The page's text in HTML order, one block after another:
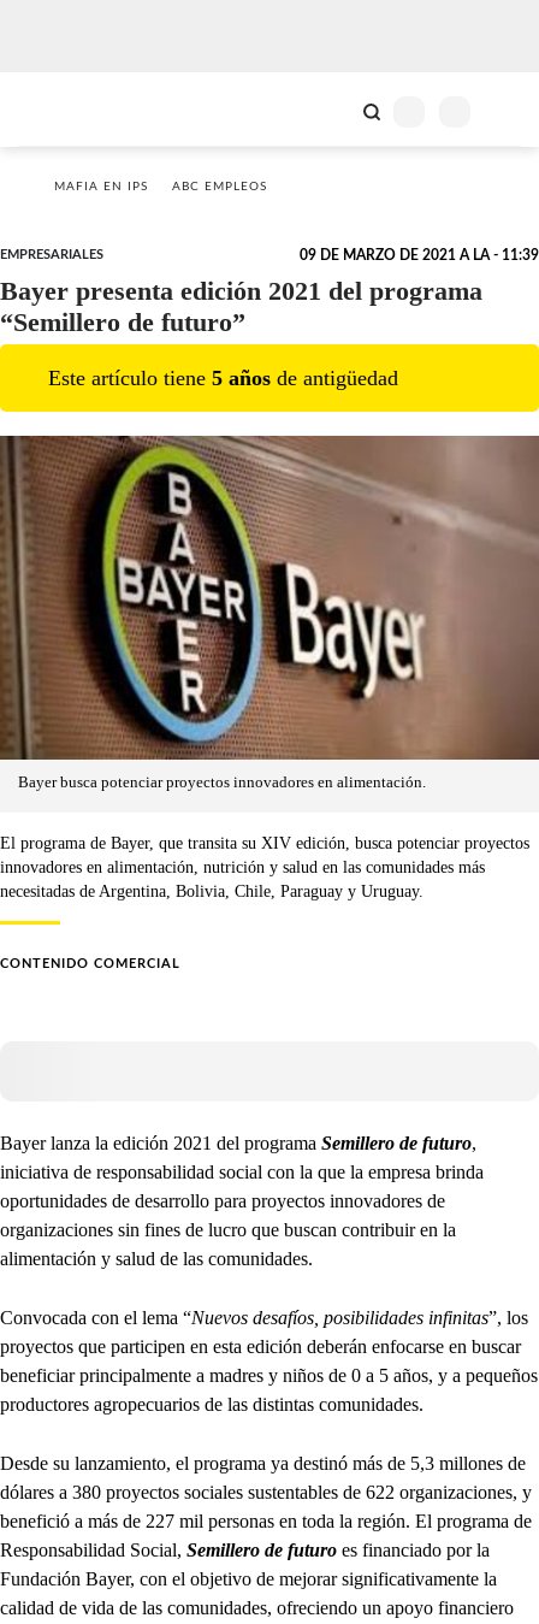
MAFIA EN IPS ABC EMPLEOS
EMPRESARIALES 09 DE MARZO DE 2021 A LA - 11:39
Bayer presenta edición 2021 del programa
“Semillero de futuro”
Este artículo tiene 5 años de antigüedad
Bayer busca potenciar proyectos innovadores en alimentación.
El programa de Bayer, que transita su XIV edición, busca potenciar proyectos
innovadores en alimentación, nutrición y salud en las comunidades más
necesitadas de Argentina, Bolivia, Chile, Paraguay y Uruguay.
CONTENIDO COMERCIAL
Bayer lanza la edición 2021 del programa Semillero de futuro,
iniciativa de responsabilidad social con la que la empresa brinda
oportunidades de desarrollo para proyectos innovadores de
organizaciones sin fines de lucro que buscan contribuir en la
alimentación y salud de las comunidades.
Convocada con el lema “Nuevos desafíos, posibilidades infinitas”, los
proyectos que participen en esta edición deberán enfocarse en buscar
beneficiar principalmente a madres y niños de 0 a 5 años, y a pequeños
productores agropecuarios de las distintas comunidades.
Desde su lanzamiento, el programa ya destinó más de 5,3 millones de
dólares a 380 proyectos sociales sustentables de 622 organizaciones, y
benefició a más de 227 mil personas en toda la región. El programa de
Responsabilidad Social, Semillero de futuro es financiado por la
Fundación Bayer, con el objetivo de mejorar significativamente la
calidad de vida de las comunidades, ofreciendo un apoyo financiero